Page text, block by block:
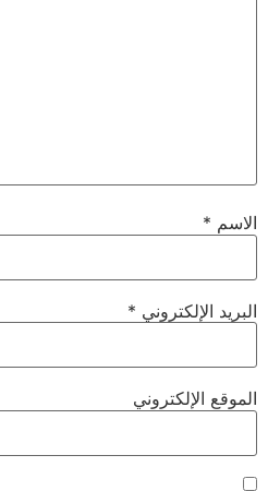
الاسم *
البريد الإلكتروني *
الموقع الإلكتروني